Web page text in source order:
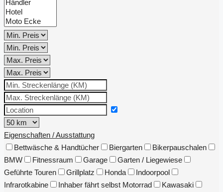
Eigenschaften / Ausstattung
Bettwäsche & Handtücher
Biergarten
Bikerpauschalen
BMW
Fitnessraum Garage
Garten / Liegewiese
Geführte Touren
Grillplatz Honda
Indoorpool
Infrarotkabine
Inhaber fährt selbst Motorrad
Kawasaki